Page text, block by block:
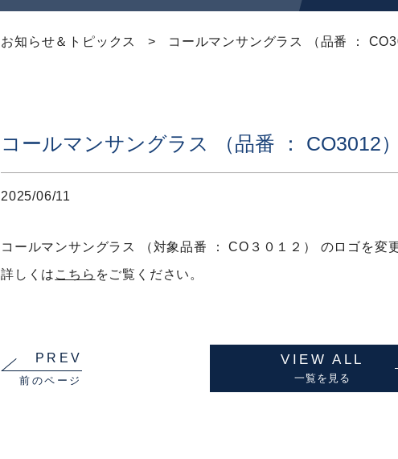
お知らせ＆トピックス コールマンサングラス （品番 ：
コールマンサングラス （品番 ： CO3012
2025/06/11
コールマンサングラス （対象品番 ： CO３０１２） のロゴを変
詳しくは こちら をご覧ください。
VIEW ALL
一覧を見る